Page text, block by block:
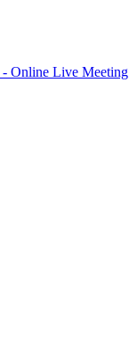
- Online Live Meeting